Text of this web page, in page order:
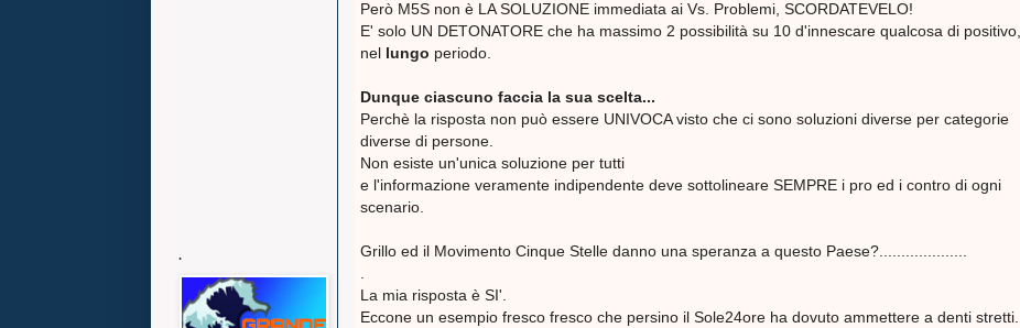
Però M5S non è LA SOLUZIONE immediata ai Vs. Problemi, SCORDATEVELO!
E' solo UN DETONATORE che ha massimo 2 possibilità su 10 d'innescare qualcosa di positivo,
nel lungo periodo.
Dunque ciascuno faccia la sua scelta...
Perchè la risposta non può essere UNIVOCA visto che ci sono soluzioni diverse per categorie
diverse di persone.
Non esiste un'unica soluzione per tutti
e l'informazione veramente indipendente deve sottolineare SEMPRE i pro ed i contro di ogni
scenario.
Grillo ed il Movimento Cinque Stelle danno una speranza a questo Paese?....................
La mia risposta è SI'.
Eccone un esempio fresco fresco che persino il Sole24ore ha dovuto ammettere a denti stretti...
.